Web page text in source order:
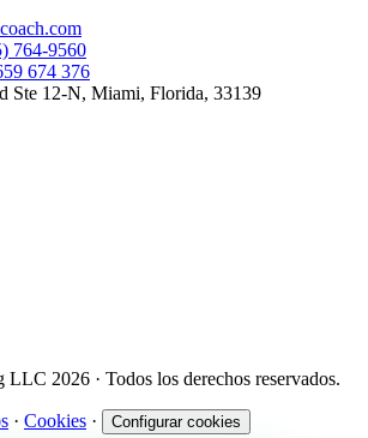
764-9560
674 376
Ste 12-N, Miami, Florida, 33139
2026 · Todos los derechos reservados.
· Cookies · Configurar cookies